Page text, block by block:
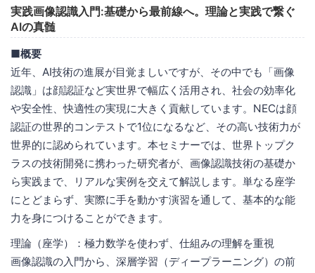
実践画像認識入門:基礎から最前線へ。理論と実践で繋ぐ
AIの真髄
■概要
近年、AI技術の進展が目覚ましいですが、その中でも「画像
認識」は顔認証など実世界で幅広く活用され、社会の効率化
や安全性、快適性の実現に大きく貢献しています。NECは顔
認証の世界的コンテストで1位になるなど、その高い技術力が
世界的に認められています。本セミナーでは、世界トップク
ラスの技術開発に携わった研究者が、画像認識技術の基礎か
ら実践まで、リアルな実例を交えて解説します。単なる座学
にとどまらず、実際に手を動かす演習を通して、基本的な能
力を身につけることができます。
理論（座学）：極力数学を使わず、仕組みの理解を重視
画像認識の入門から、深層学習（ディープラーニング）の前